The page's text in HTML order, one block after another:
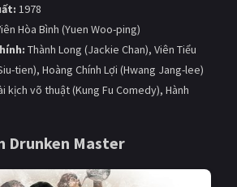
1978
Hòa Bình (Yuen Woo-ping)
Thành Long (Jackie Chan), Viên Tiểu
tien), Hoàng Chính Lợi (Hwang Jang-lee)
kịch võ thuật (Kung Fu Comedy), Hành
Drunken Master